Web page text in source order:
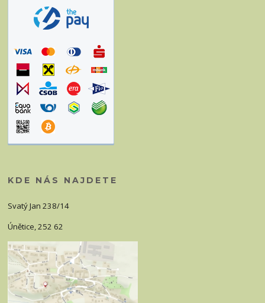
KDE NÁS NAJDETE
Svatý Jan 238/14
Únětice, 252 62